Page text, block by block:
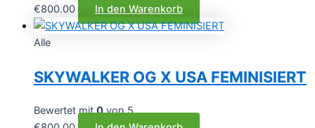
€800.00 In den Warenkorb
Alle
SKYWALKER OG X USA FEMINISIERT
Bewertet mit0von 5